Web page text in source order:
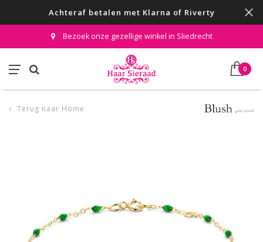
Achteraf betalen met Klarna of Riverty
Bezoek onze gezellige winkel in Sliedrecht
0
Terug naar Home